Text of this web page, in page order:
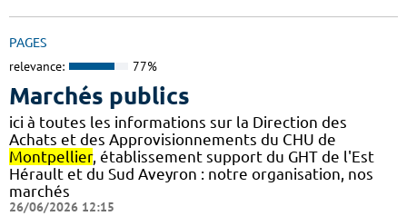
PAGES
relevance: 77%
Marchés publics
ici à toutes les informations sur la Direction des
Achats et des Approvisionnements du CHU de
Montpellier, établissement support du GHT de l'Est
Hérault et du Sud Aveyron : notre organisation, nos
marchés
26/06/2026 12:15